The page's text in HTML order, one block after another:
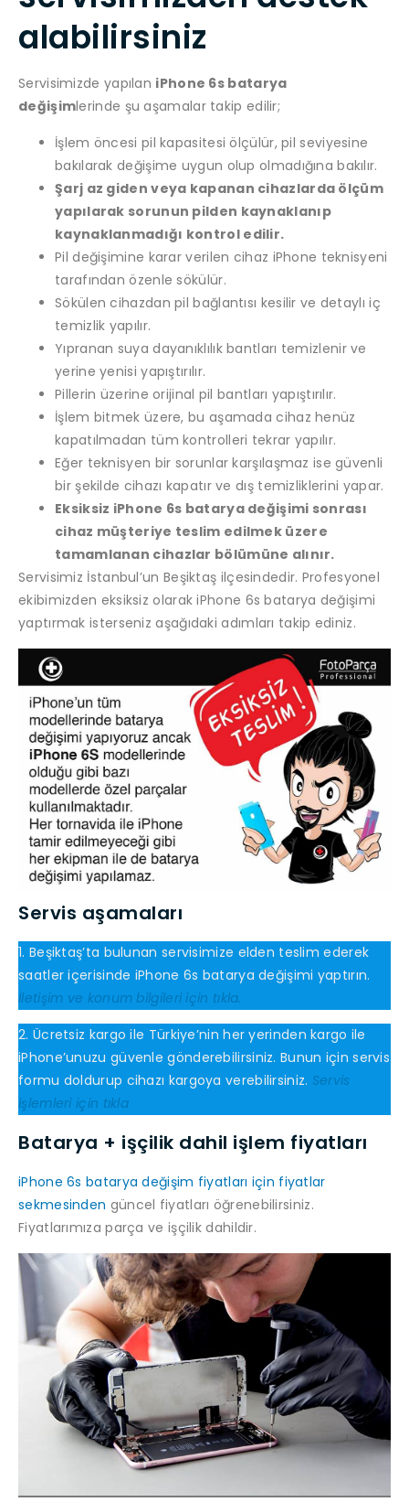
alabilirsiniz
Servisimizde yapılan iPhone 6s batarya
değişimlerinde şu aşamalar takip edilir;
İşlem öncesi pil kapasitesi ölçülür, pil seviyesine
bakılarak değişime uygun olup olmadığına bakılır.
Şarj az giden veya kapanan cihazlarda ölçüm
yapılarak sorunun pilden kaynaklanıp
kaynaklanmadığı kontrol edilir.
Pil değişimine karar verilen cihaz iPhone teknisyeni
tarafından özenle sökülür.
Sökülen cihazdan pil bağlantısı kesilir ve detaylı iç
temizlik yapılır.
Yıpranan suya dayanıklılık bantları temizlenir ve
yerine yenisi yapıştırılır.
Pillerin üzerine orijinal pil bantları yapıştırılır.
İşlem bitmek üzere, bu aşamada cihaz henüz
kapatılmadan tüm kontrolleri tekrar yapılır.
Eğer teknisyen bir sorunlar karşılaşmaz ise güvenli
bir şekilde cihazı kapatır ve dış temizliklerini yapar.
Eksiksiz iPhone 6s batarya değişimi sonrası
cihaz müşteriye teslim edilmek üzere
tamamlanan cihazlar bölümüne alınır.
Servisimiz İstanbul’un Beşiktaş ilçesindedir. Profesyonel
ekibimizden eksiksiz olarak iPhone 6s batarya değişimi
yaptırmak isterseniz aşağıdaki adımları takip ediniz.
Servis aşamaları
1. Beşiktaş’ta bulunan servisimize elden teslim ederek
saatler içerisinde iPhone 6s batarya değişimi yaptırın.
İletişim ve konum bilgileri için tıkla.
2. Ücretsiz kargo ile Türkiye’nin her yerinden kargo ile
iPhone’unuzu güvenle gönderebilirsiniz. Bunun için servis
formu doldurup cihazı kargoya verebilirsiniz. Servis
işlemleri için tıkla
Batarya + işçilik dahil işlem fiyatları
iPhone 6s batarya değişim fiyatları için fiyatlar
sekmesinden güncel fiyatları öğrenebilirsiniz.
Fiyatlarımıza parça ve işçilik dahildir.